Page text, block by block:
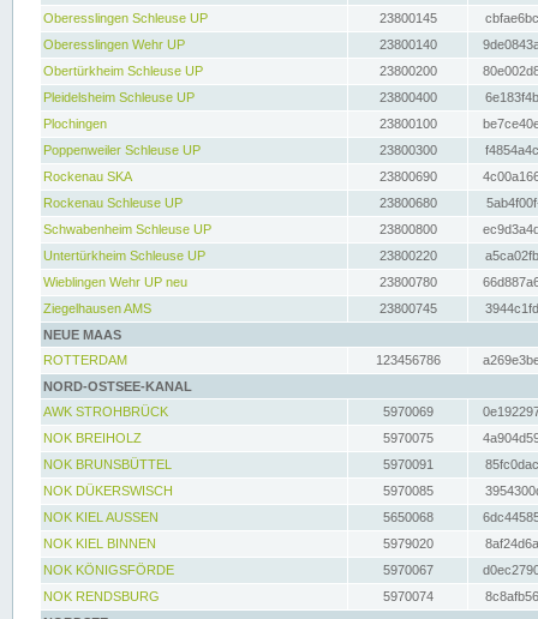
Oberesslingen Schleuse UP
23800145
Oberesslingen Wehr UP
23800140
Obertürkheim Schleuse UP
23800200
Pleidelsheim Schleuse UP
23800400
Plochingen
23800100
Poppenweiler Schleuse UP
23800300
Rockenau SKA
23800690
Rockenau Schleuse UP
23800680
Schwabenheim Schleuse UP
23800800
Untertürkheim Schleuse UP
23800220
Wieblingen Wehr UP neu
23800780
Ziegelhausen AMS
23800745
NEUE MAAS
ROTTERDAM
123456786
NORD-OSTSEE-KANAL
AWK STROHBRÜCK
5970069
NOK BREIHOLZ
5970075
NOK BRUNSBÜTTEL
5970091
NOK DÜKERSWISCH
5970085
NOK KIEL AUSSEN
5650068
NOK KIEL BINNEN
5979020
NOK KÖNIGSFÖRDE
5970067
NOK RENDSBURG
5970074